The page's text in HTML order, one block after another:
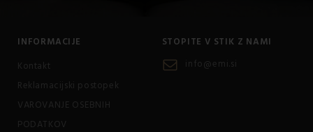
INFORMACIJE
Kontakt
Reklamacijski postopek
VAROVANJE OSEBNIH
PODATKOV
STOPITE V STIK Z NAMI
info@emi.si